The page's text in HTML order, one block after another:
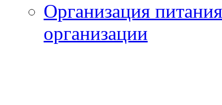
Организация
организации